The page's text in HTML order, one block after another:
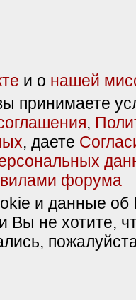
и о нашей
принимаете
,
, даете
форума
и данные об
Вы не хотите,